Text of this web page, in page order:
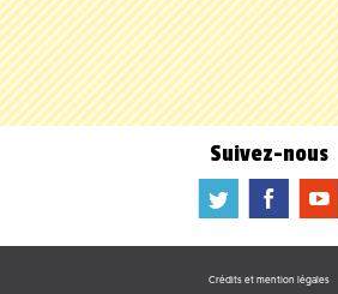
Suivez-nous
a b f
Crédits et mention légales